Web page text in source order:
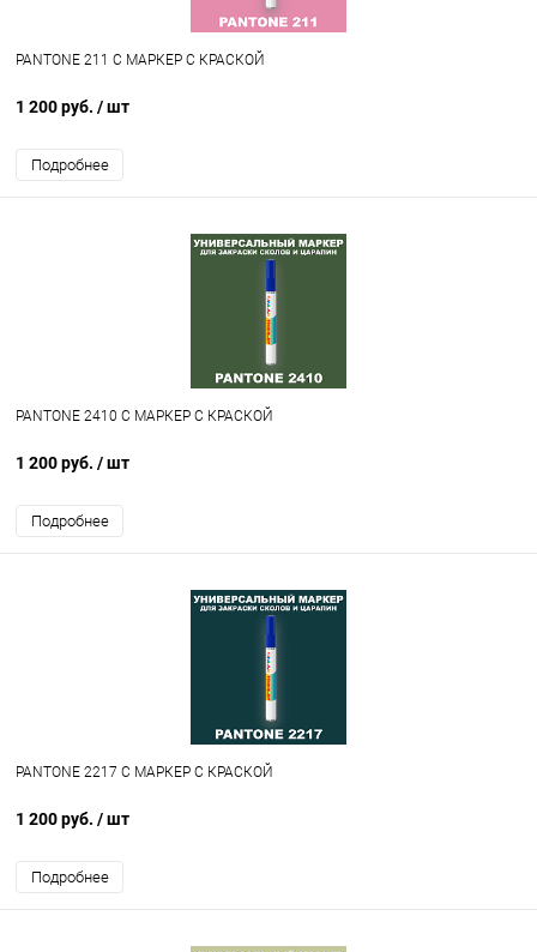
PANTONE 211 C МАРКЕР С КРАСКОЙ
1 200 руб. / шт
Подробнее
PANTONE 2410 C МАРКЕР С КРАСКОЙ
1 200 руб. / шт
Подробнее
PANTONE 2217 C МАРКЕР С КРАСКОЙ
1 200 руб. / шт
Подробнее